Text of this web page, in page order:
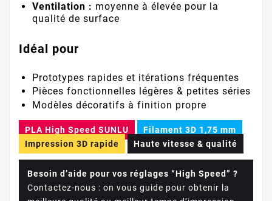
Ventilation : moyenne à élevée pour la
qualité de surface
Idéal pour
Prototypes rapides et itérations fréquentes
Pièces fonctionnelles légères & petites séries
Modèles décoratifs à finition propre
PLA High Speed SUNLU
Filament 3D 1,75 mm
Impression 3D rapide
Haute vitesse & qualité
Besoin d’aide pour vos réglages “High Speed” ?
Contactez-nous : on vous guide pour obtenir la